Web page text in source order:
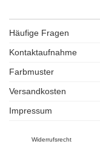
Häufige Fragen
Kontaktaufnahme
Farbmuster
Versandkosten
Impressum
Widerrufsrecht